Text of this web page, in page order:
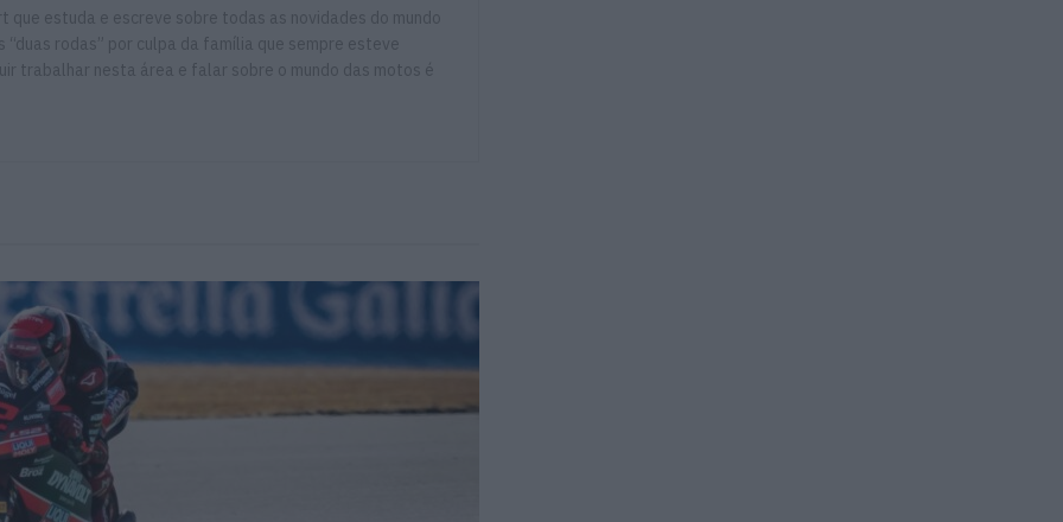
estuda e escreve sobre todas as novidades do mundo
“duas rodas” por culpa da família que sempre esteve
trabalhar nesta área e falar sobre o mundo das motos é